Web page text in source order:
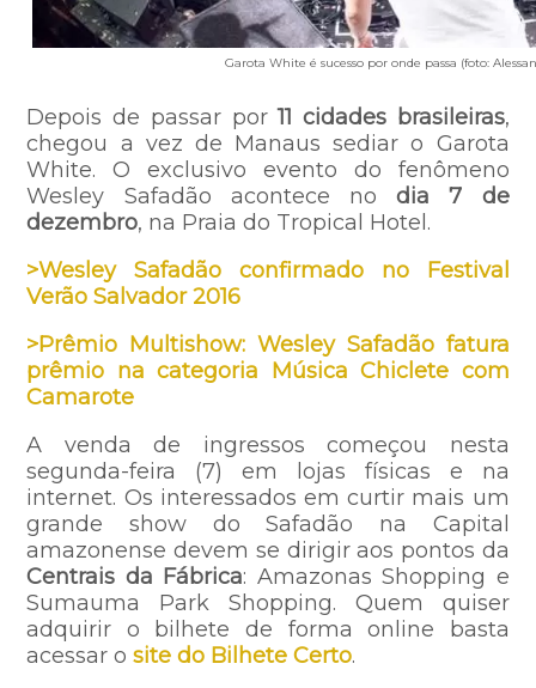
Garota White é sucesso por onde passa (foto:
Depois de passar por11 cidades brasileiras,
chegou a vez de Manaus sediar o Garota
White. O exclusivo evento do fenômeno
Wesley Safadão acontece nodia 7 de
dezembro, na Praia do Tropical Hotel.
>Wesley Safadão confirmado no Festival
Verão Salvador 2016
>Prêmio Multishow: Wesley Safadão fatura
prêmio na categoria Música Chiclete com
Camarote
A venda de ingressos começou nesta
segunda-feira (7) em lojas físicas e na
internet. Os interessados em curtir mais um
grande show do Safadão na Capital
amazonense devem se dirigir aos pontos da
Centrais da Fábrica: Amazonas Shopping e
Sumauma Park Shopping. Quem quiser
adquirir o bilhete de forma online basta
acessar osite do Bilhete Certo.